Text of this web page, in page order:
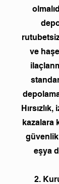
ve
kazalara
eşya
2.